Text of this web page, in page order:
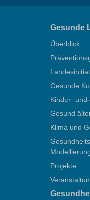
Gesunde
Überblick
Gesunde
Kinder- und
Gesund
Klima und
Modellierung
Projekte